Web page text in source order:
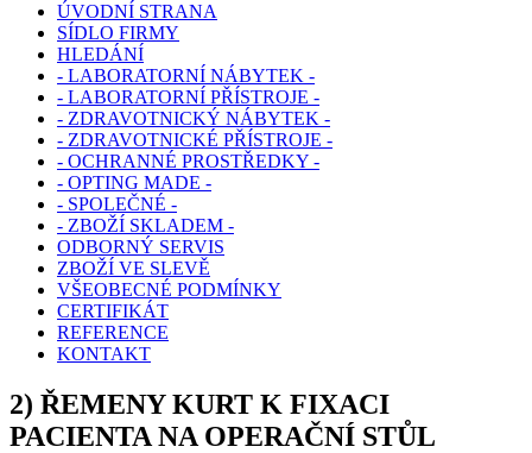
ÚVODNÍ STRANA
SÍDLO FIRMY
HLEDÁNÍ
- LABORATORNÍ NÁBYTEK -
- LABORATORNÍ PŘÍSTROJE -
- ZDRAVOTNICKÝ NÁBYTEK -
- ZDRAVOTNICKÉ PŘÍSTROJE -
- OCHRANNÉ PROSTŘEDKY -
- OPTING MADE -
- SPOLEČNÉ -
- ZBOŽÍ SKLADEM -
ODBORNÝ SERVIS
ZBOŽÍ VE SLEVĚ
VŠEOBECNÉ PODMÍNKY
CERTIFIKÁT
REFERENCE
KONTAKT
2) ŘEMENY KURT K FIXACI
PACIENTA NA OPERAČNÍ STŮL